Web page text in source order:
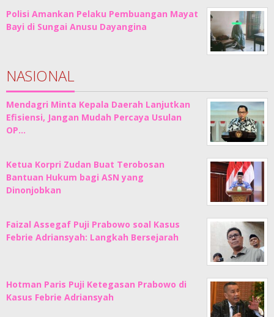
Polisi Amankan Pelaku Pembuangan Mayat
Bayi di Sungai Anusu Dayangina
NASIONAL
Mendagri Minta Kepala Daerah Lanjutkan
Efisiensi, Jangan Mudah Percaya Usulan
OP…
Ketua Korpri Zudan Buat Terobosan
Bantuan Hukum bagi ASN yang
Dinonjobkan
Faizal Assegaf Puji Prabowo soal Kasus
Febrie Adriansyah: Langkah Bersejarah
Hotman Paris Puji Ketegasan Prabowo di
Kasus Febrie Adriansyah